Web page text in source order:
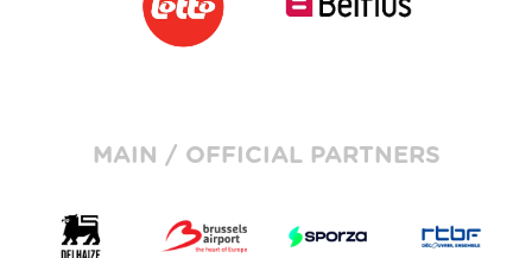
MAIN / OFFICIAL PARTNERS